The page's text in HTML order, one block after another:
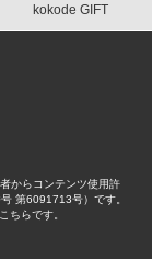
kokode GIFT
からコンテンツ使用許
第6091713号）です。
ちらです。